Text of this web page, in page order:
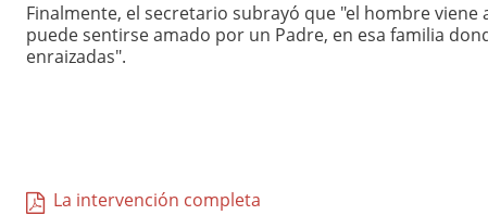
Finalmente, el secretario subrayó que "el hombre
puede sentirse amado por un Padre, en esa familia
enraizadas".
La intervención completa